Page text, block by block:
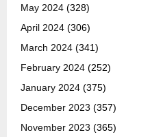
May 2024 (328)
April 2024 (306)
March 2024 (341)
February 2024 (252)
January 2024 (375)
December 2023 (357)
November 2023 (365)